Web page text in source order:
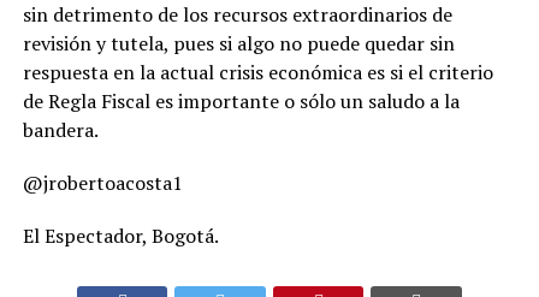
sin detrimento de los recursos extraordinarios de
revisión y tutela, pues si algo no puede quedar sin
respuesta en la actual crisis económica es si el criterio
de Regla Fiscal es importante o sólo un saludo a la
bandera.
@jrobertoacosta1
El Espectador, Bogotá.